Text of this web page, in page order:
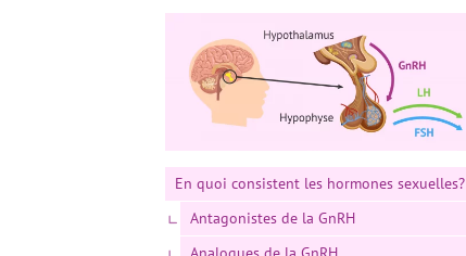
En quoi consistent les hormones sexuelles?
Antagonistes de la GnRH